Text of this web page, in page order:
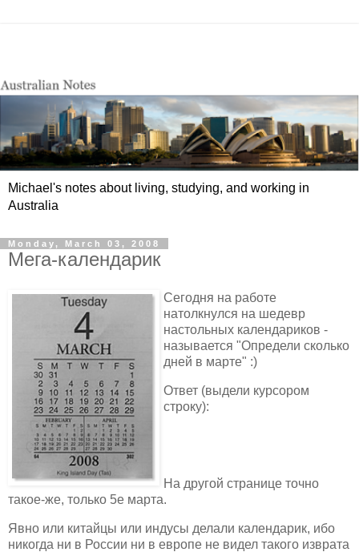
Michael's notes about living, studying, and working in
Australia
Monday, March 03, 2008
Мега-календарик
Сегодня на работе
натолкнулся на шедевр
настольных календариков -
называется "Определи сколько
дней в марте" :)
Ответ (выдели курсором
строку):
На другой странице точно
такое-же, только 5е марта.
Явно или китайцы или индусы делали календарик, ибо
никогда ни в России ни в европе не видел такого изврата